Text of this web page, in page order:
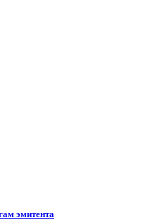
эмитента